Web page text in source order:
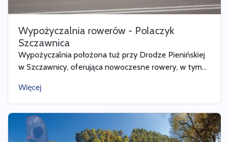
Wypożyczalnia rowerów - Polaczyk
Szczawnica
Wypożyczalnia położona tuż przy Drodze Pienińskiej
w Szczawnicy, oferująca nowoczesne rowery, w tym...
Więcej